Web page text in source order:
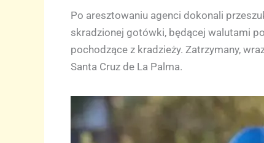
Po aresztowaniu agenci dokonali
skradzionej gotówki, będącej walutami
pochodzące z kradzieży. Zatrzymany,
Santa Cruz de La Palma.